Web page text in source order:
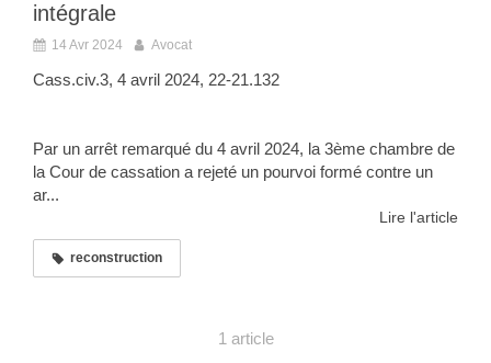
intégrale
14 Avr 2024 Avocat
Cass.civ.3, 4 avril 2024, 22-21.132
Par un arrêt remarqué du 4 avril 2024, la 3ème chambre de
la Cour de cassation a rejeté un pourvoi formé contre un
ar...
Lire l'article
reconstruction
1 article